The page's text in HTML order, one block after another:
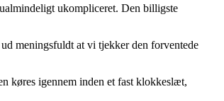
ukompliceret. Den billigste
meningsfuldt at vi tjekker den forventede
køres igennem inden et fast klokkeslæt,